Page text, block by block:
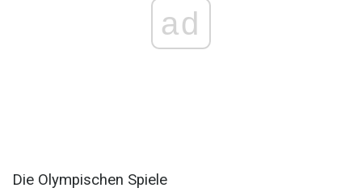
ad
Die Olympischen Spiele